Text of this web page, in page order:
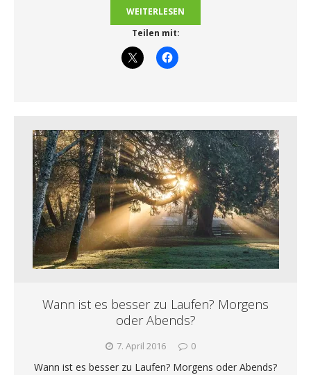
WEITERLESEN
Teilen mit:
Wann ist es besser zu Laufen? Morgens
oder Abends?
7. April 2016 0
Wann ist es besser zu Laufen? Morgens oder Abends?